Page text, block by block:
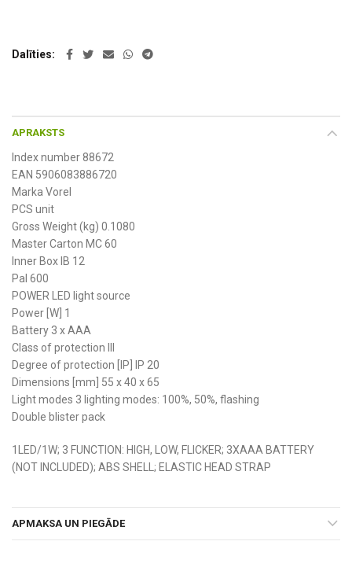
Dalīties
APRAKSTS
Index number 88672
EAN 5906083886720
Marka Vorel
PCS unit
Gross Weight (kg) 0.1080
Master Carton MC 60
Inner Box IB 12
Pal 600
POWER LED light source
Power [W] 1
Battery 3 x AAA
Class of protection III
Degree of protection [IP] IP 20
Dimensions [mm] 55 x 40 x 65
Light modes 3 lighting modes: 100%, 50%, flashing
Double blister pack
1LED/1W; 3 FUNCTION: HIGH, LOW, FLICKER; 3XAAA BATTERY
(NOT INCLUDED); ABS SHELL; ELASTIC HEAD STRAP
APMAKSA UN PIEGĀDE